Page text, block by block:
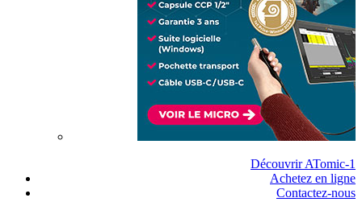
Découvrir ATomic-1
Achetez en ligne
Contactez-nous